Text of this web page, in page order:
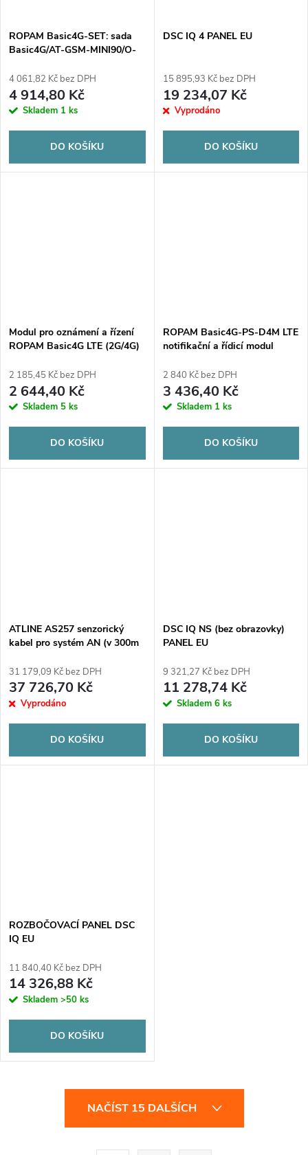
ROPAM Basic4G-SET: sada
Basic4G/AT-GSM-MINI90/O-
LTE v pouzdře pro povrchovou
montáž s napájecím zdrojem -
ECO a anténou GSM/LTE
4 061,82 Kč bez DPH
4 914,80 Kč
Skladem 1 ks
DO KOŠÍKU
DSC IQ 4 PANEL EU
15 895,93 Kč bez DPH
19 234,07 Kč
Vyprodáno
DO KOŠÍKU
Modul pro oznámení a řízení
ROPAM Basic4G LTE (2G/4G)
2 185,45 Kč bez DPH
2 644,40 Kč
Skladem 5 ks
DO KOŠÍKU
ROPAM Basic4G-PS-D4M LTE
notifikační a řídicí modul
2 840 Kč bez DPH
3 436,40 Kč
Skladem 1 ks
DO KOŠÍKU
ATLINE AS257 senzorický
kabel pro systém AN (v 300m
31 179,09 Kč bez DPH
37 726,70 Kč
Vyprodáno
DO KOŠÍKU
DSC IQ NS (bez obrazovky)
PANEL EU
9 321,27 Kč bez DPH
11 278,74 Kč
Skladem 6 ks
DO KOŠÍKU
ROZBOČOVACÍ PANEL DSC
IQ EU
11 840,40 Kč bez DPH
14 326,88 Kč
Skladem >50 ks
DO KOŠÍKU
NAČÍST 15 DALŠÍCH